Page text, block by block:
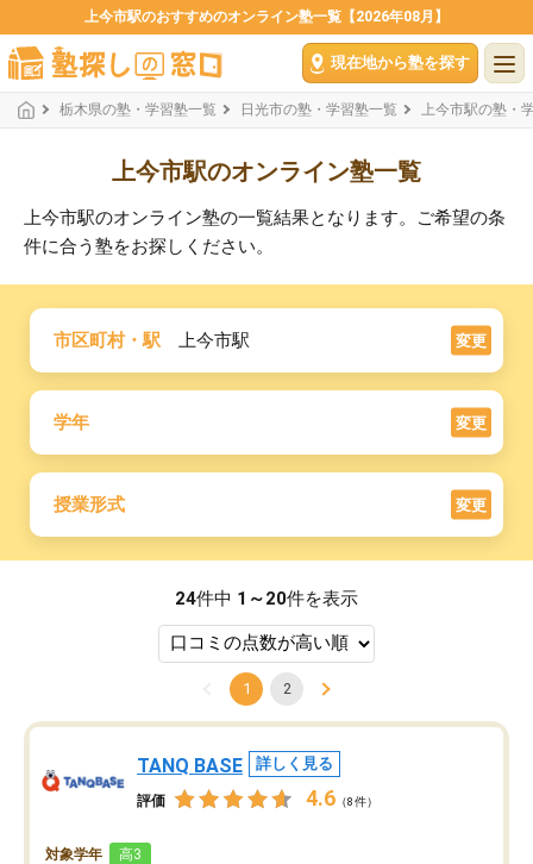
上今市駅のおすすめのオンライン塾一覧【2026年08月】
現在地から塾を探す
栃木県の塾・学習塾一覧 日光市の塾・学習塾一覧 上今市駅の塾・
上今市駅のオンライン塾一覧
上今市駅のオンライン塾の一覧結果となります。ご希望の条
件に合う塾をお探しください。
市区町村・駅 上今市駅 変更
学年 変更
授業形式 変更
24件中 1～20件を表示
1 2
TANQ BASE 詳しく見る
評価 4.6 （8件）
対象学年 高3